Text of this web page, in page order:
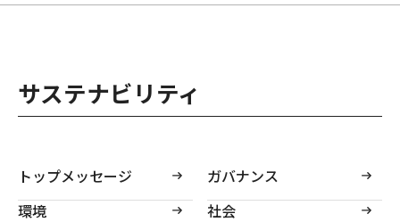
サステナビリティ
トップメッセージ
ガバナンス
環境
社会